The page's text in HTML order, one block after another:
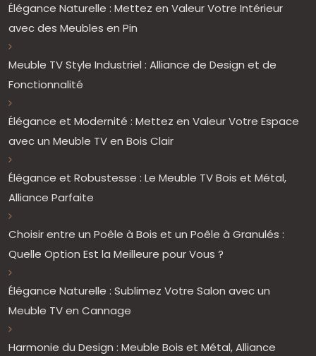
Élégance Naturelle : Mettez en Valeur Votre Intérieur
avec des Meubles en Pin
Meuble TV Style Industriel : Alliance de Design et de
Fonctionnalité
Élégance et Modernité : Mettez en Valeur Votre Espace
avec un Meuble TV en Bois Clair
Élégance et Robustesse : Le Meuble TV Bois et Métal,
Alliance Parfaite
Choisir entre un Poêle à Bois et un Poêle à Granulés :
Quelle Option Est la Meilleure pour Vous ?
Élégance Naturelle : Sublimez Votre Salon avec un
Meuble TV en Cannage
Harmonie du Design : Meuble Bois et Métal, Alliance